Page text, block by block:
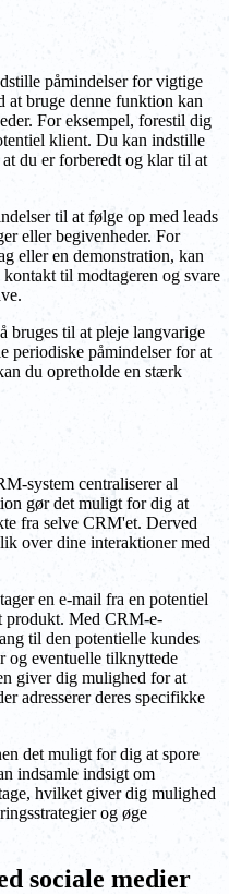
påmindelser for vigtige
at bruge denne funktion kan
For eksempel, forestil dig
klient. Du kan indstille
du er forberedt og klar til at
til at følge op med leads
eller begivenheder. For
eller en demonstration, kan
til modtageren og svare
bruges til at pleje langvarige
periodiske påmindelser for at
du opretholde en stærk
system centraliserer al
gør det muligt for dig at
fra selve CRM'et. Derved
over dine interaktioner med
en e-mail fra en potentiel
produkt. Med CRM-e-
til den potentielle kundes
og eventuelle tilknyttede
giver dig mulighed for at
adresserer deres specifikke
det muligt for dig at spore
indsamle indsigt om
hvilket giver dig mulighed
og øge
sociale medier